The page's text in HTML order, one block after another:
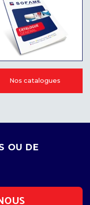
Nos catalogues
OU DE